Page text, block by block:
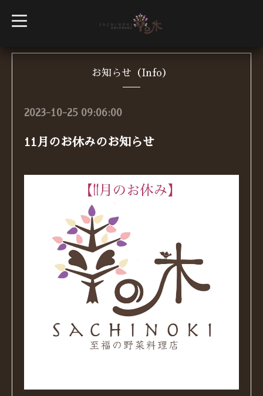
t
o
l
お知らせ（Info）
2023-10-25 09:06:00
11月のお休みのお知らせ